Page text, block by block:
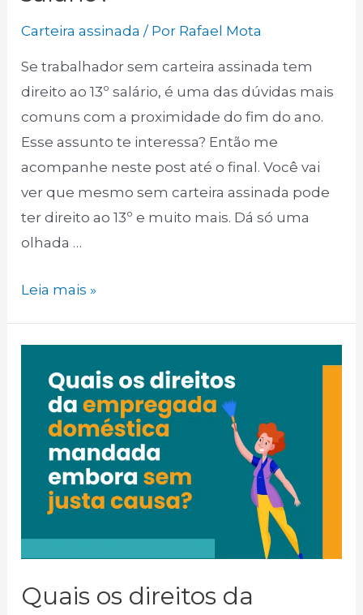
Carteira assinada / Por Rafael Mota
Se trabalhador sem carteira assinada tem
direito ao 13º salário, é uma das dúvidas mais
comuns com a proximidade do fim do ano.
Esse assunto te interessa? Então me
acompanhe neste post até o final. Você vai
ver que mesmo sem carteira assinada pode
ter direito ao 13º e muito mais. Dá só uma
olhada …
Trabalhador
tem
direito
salário?
Leia mais »
Quais os direitos da